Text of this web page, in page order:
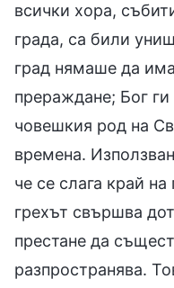
всички хора,
града, са били
град нямаше да
прераждане; Бог
човешкия род на
времена.
че се слага край
грехът свършва
престане да
разпространява.